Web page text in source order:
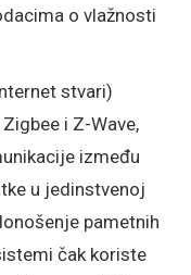
o vlažnosti
stvari)
i Z-Wave,
između
u jedinstvenoj
pametnih
čak koriste